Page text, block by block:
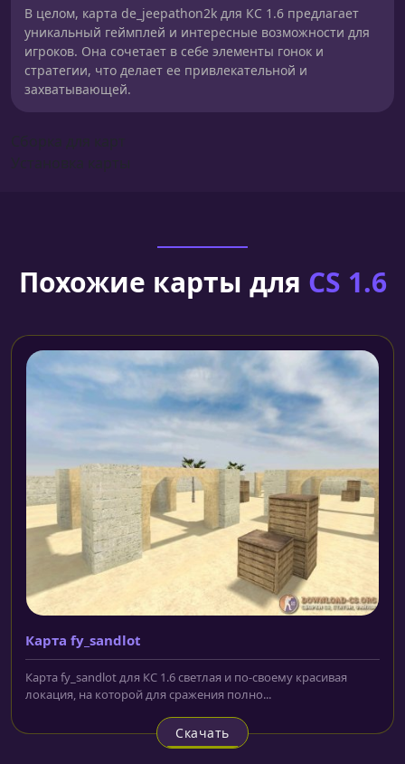
В целом, карта de_jeepathon2k для КС 1.6 предлагает
уникальный геймплей и интересные возможности для
игроков. Она сочетает в себе элементы гонок и
стратегии, что делает ее привлекательной и
захватывающей.
Похожие карты для CS 1.6
Карта fy_sandlot
Карта fy_sandlot для КС 1.6 светлая и по-своему красивая
локация, на которой для сражения полно...
Скачать